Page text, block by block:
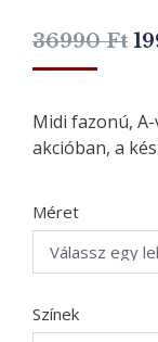
36990Ft
Midi fazonú,
akcióban, a
Méret
Színek